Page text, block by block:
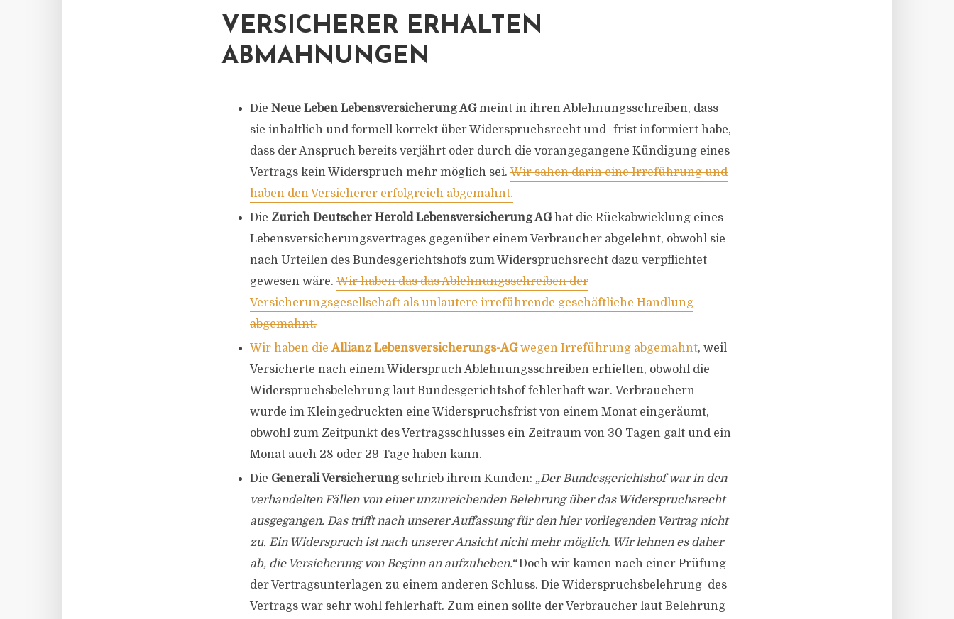
VERSICHERER ERHALTEN
ABMAHNUNGEN
Die Neue Leben Lebensversicherung AGmeint in ihren Ablehnungsschreiben, dass
sie inhaltlich und formell korrekt über Widerspruchsrecht und -frist informiert habe,
dass der Anspruch bereits verjährt oder durch die vorangegangene Kündigung eines
Vertrags kein Widerspruch mehr möglich sei. Wir sahen darin eine Irreführung und
haben den Versicherer erfolgreich abgemahnt.
Die Zurich Deutscher Herold Lebensversicherung AGhat die Rückabwicklung eines
Lebensversicherungsvertrages gegenüber einem Verbraucher abgelehnt, obwohl sie
nach Urteilen des Bundesgerichtshofs zum Widerspruchsrecht dazu verpflichtet
gewesen wäre. Wir haben das das Ablehnungsschreiben der
Versicherungsgesellschaft als unlautere irreführende geschäftliche Handlung
abgemahnt.
Wir haben die Allianz Lebensversicherungs-AGwegen Irreführung abgemahnt, weil
Versicherte nach einem Widerspruch Ablehnungsschreiben erhielten, obwohl die
Widerspruchsbelehrung laut Bundesgerichtshof fehlerhaft war. Verbrauchern
wurde im Kleingedruckten eine Widerspruchsfrist von einem Monat eingeräumt,
obwohl zum Zeitpunkt des Vertragsschlusses ein Zeitraum von 30 Tagen galt und ein
Monat auch 28 oder 29 Tage haben kann.
Die Generali Versicherungschrieb ihrem Kunden: „Der Bundesgerichtshof war in den
verhandelten Fällen von einer unzureichenden Belehrung über das Widerspruchsrecht
ausgegangen. Das trifft nach unserer Auffassung für den hier vorliegenden Vertrag nicht
zu. Ein Widerspruch ist nach unserer Ansicht nicht mehr möglich. Wir lehnen es daher
ab, die Versicherung von Beginn an aufzuheben.“Doch wir kamen nach einer Prüfung
der Vertragsunterlagen zu einem anderen Schluss. Die Widerspruchsbelehrung des
Vertrags war sehr wohl fehlerhaft. Zum einen sollte der Verbraucher laut Belehrung